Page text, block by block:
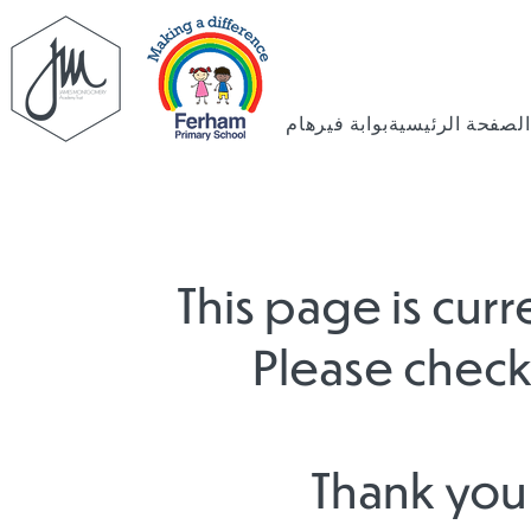
بوابة فيرهامالصفحة الرئيسية
This page is
Please
Thank